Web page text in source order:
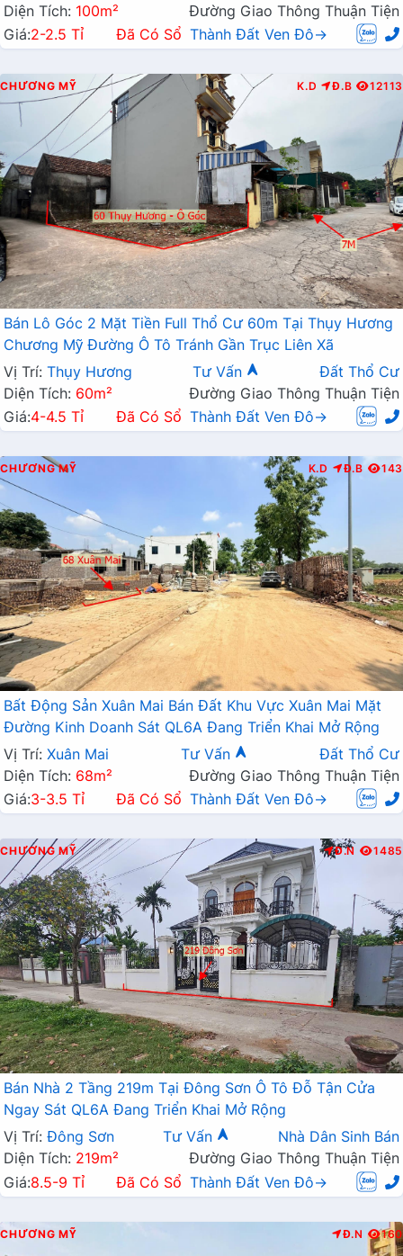
Diện Tích: 100m²
Đường Giao Thông Thuận Tiện
Giá:2-2.5 Tỉ Đã Có Sổ Thành Đất Ven Đô→
CHƯƠNG MỸ K.D Đ.B 12113
Bán Lô Góc 2 Mặt Tiền Full Thổ Cư 60m Tại Thụy Hương
Chương Mỹ Đường Ô Tô Tránh Gần Trục Liên Xã
Vị Trí: Thụy Hương Tư Vấn
Đất Thổ Cư
Diện Tích: 60m²
Đường Giao Thông Thuận Tiện
Giá:4-4.5 Tỉ Đã Có Sổ Thành Đất Ven Đô→
CHƯƠNG MỸ K.D Đ.B 143
Bất Động Sản Xuân Mai Bán Đất Khu Vực Xuân Mai Mặt
Đường Kinh Doanh Sát QL6A Đang Triển Khai Mở Rộng
Vị Trí: Xuân Mai Tư Vấn
Đất Thổ Cư
Diện Tích: 68m²
Đường Giao Thông Thuận Tiện
Giá:3-3.5 Tỉ Đã Có Sổ Thành Đất Ven Đô→
CHƯƠNG MỸ Đ.N 1485
Bán Nhà 2 Tầng 219m Tại Đông Sơn Ô Tô Đỗ Tận Cửa
Ngay Sát QL6A Đang Triển Khai Mở Rộng
Vị Trí: Đông Sơn Tư Vấn
Nhà Dân Sinh Bán
Diện Tích: 219m²
Đường Giao Thông Thuận Tiện
Giá:8.5-9 Tỉ Đã Có Sổ Thành Đất Ven Đô→
CHƯƠNG MỸ Đ.N 160